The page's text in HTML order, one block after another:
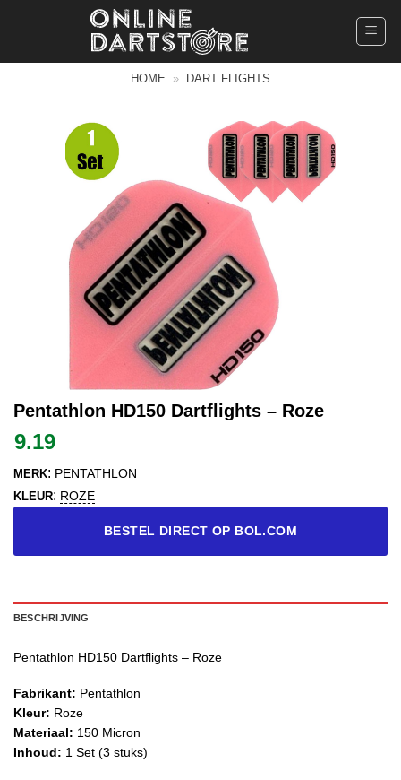
HOME » DART FLIGHTS
Pentathlon HD150 Dartflights – Roze
9.19
MERK: PENTATHLON
KLEUR: ROZE
BESTEL DIRECT OP BOL.COM
BESCHRIJVING
Pentathlon HD150 Dartflights – Roze
Fabrikant: Pentathlon
Kleur: Roze
Materiaal: 150 Micron
Inhoud: 1 Set (3 stuks)